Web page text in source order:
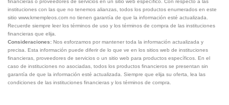
financieras o proveedores de servicios en un sitio web específico. Con respecto a las
instituciones con las que no tenemos alianzas, todos los productos enumerados en este
sitio www.kmempleos.com no tienen garantía de que la información esté actualizada.
Recuerde siempre leer los términos de uso y los términos de compra de las instituciones
financieras que elija.
Consideraciones: Nos esforzamos por mantener toda la información actualizada y
precisa. Esta información puede diferir de lo que ve en los sitios web de instituciones
financieras, proveedores de servicios o un sitio web para productos específicos. En el
caso de instituciones no asociadas, todos los productos financieros se presentan sin
garantía de que la información esté actualizada. Siempre que elija su oferta, lea las
condiciones de las instituciones financieras y los términos de compra.